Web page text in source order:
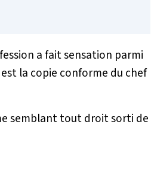
a fait sensation parmi
la copie conforme du chef
semblant tout droit sorti de